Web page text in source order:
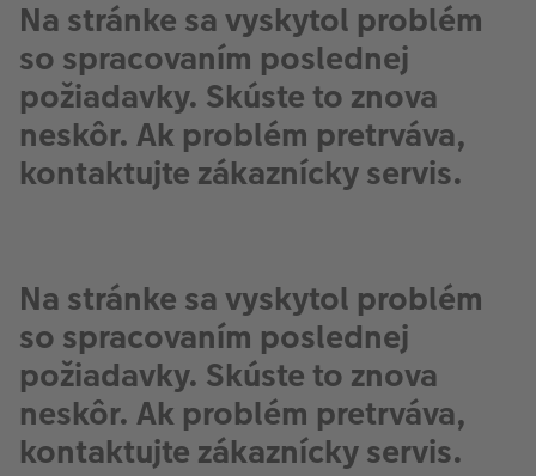
Na stránke sa vyskytol problém
so spracovaním poslednej
požiadavky. Skúste to znova
neskôr. Ak problém pretrváva,
kontaktujte zákaznícky servis.
Na stránke sa vyskytol problém
so spracovaním poslednej
požiadavky. Skúste to znova
neskôr. Ak problém pretrváva,
kontaktujte zákaznícky servis.